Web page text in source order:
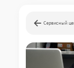
Сервисный